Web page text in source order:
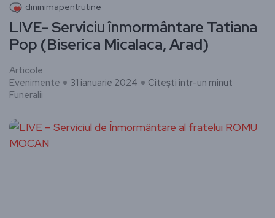
dininimapentrutine
LIVE- Serviciu înmormântare Tatiana
Pop (Biserica Micalaca, Arad)
Articole
Evenimente
Funeralii
31 ianuarie 2024 Citești într-un minut